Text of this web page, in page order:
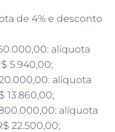
de 4% e desconto
alíquota
5.940,00;
alíquota
13.860,00;
alíquota
22.500,00;